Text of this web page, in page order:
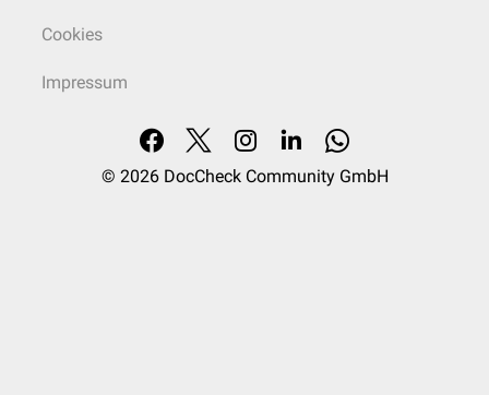
Cookies
Impressum
© 2026 DocCheck Community GmbH